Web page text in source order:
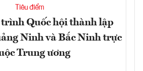
Tiêu điểm
Quốc hội thành lập
Ninh và Bắc Ninh trực
Trung ương